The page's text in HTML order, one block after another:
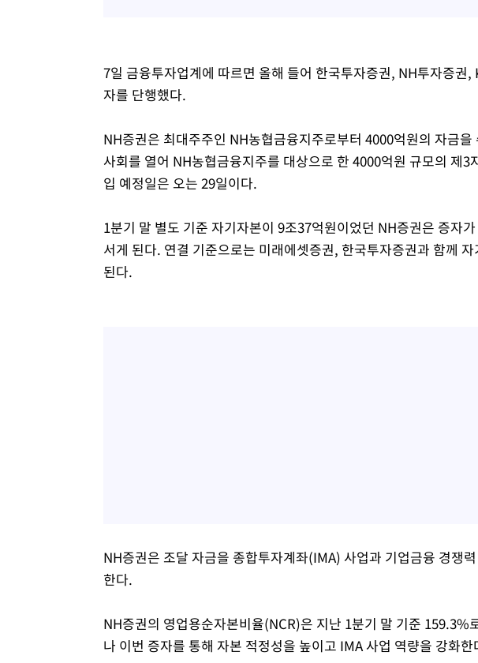
7일 금융투자업계에 따르면 올해 들어 한국투자증권, NH투자증권
자를 단행했다.
NH증권은 최대주주인 NH농협금융지주로부터 4000억원의 자금
사회를 열어 NH농협금융지주를 대상으로 한 4000억원 규모의 제
입 예정일은 오는 29일이다.
1분기 말 별도 기준 자기자본이 9조37억원이었던 NH증권은 증자
서게 된다. 연결 기준으로는 미래에셋증권, 한국투자증권과 함께
된다.
NH증권은 조달 자금을 종합투자계좌(IMA) 사업과 기업금융 경쟁
한다.
NH증권의 영업용순자본비율(NCR)은 지난 1분기 말 기준 159.3%
나 이번 증자를 통해 자본 적정성을 높이고 IMA 사업 역량을 강화